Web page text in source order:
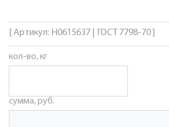
[ Артикул: Н0615637 | ГОСТ 7798-70 ]
кол-во, кг
сумма, руб.